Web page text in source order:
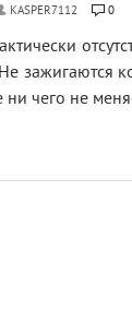
KASPER7112 0
зажигаются
ни чего не